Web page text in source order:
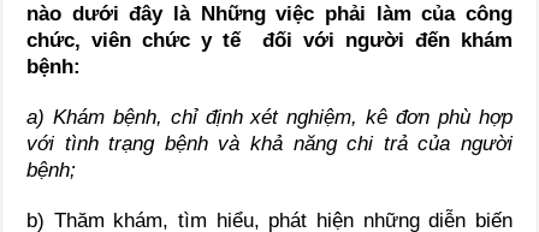
nào dưới đây là Những việc phải làmcủa công
chức, viên chức y tế đối với người đến khám
bệnh:
a) Khám bệnh, chỉ định xét nghiệm, kê đơn phù hợp
với tình trạng bệnh và khả năng chi trả của người
bệnh;
b) Thăm khám, tìm hiểu, phát hiện những diễn biến